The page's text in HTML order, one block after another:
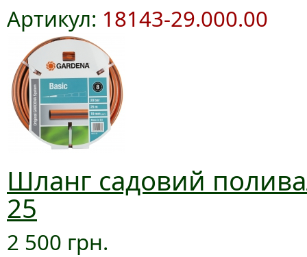
Артикул: 18143-29.000.00
Шланг садовий
25
2 500 грн.